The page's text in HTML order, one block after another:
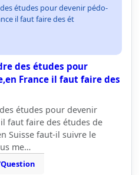
études pour devenir pédo-
il faut faire des ét
des études pour
France il faut faire des
études pour devenir
faut faire des études de
Suisse faut-il suivre le
me…